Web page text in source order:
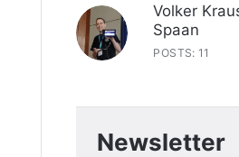
Volker
Spaan
POSTS: 11
Newsletter